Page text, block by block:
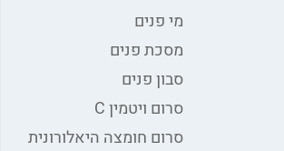
מי פנים
מסכת פנים
סבון פנים
סרום ויטמין C
סרום חומצה היאלורונית